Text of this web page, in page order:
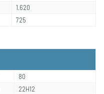
1.620
725
80
22H12